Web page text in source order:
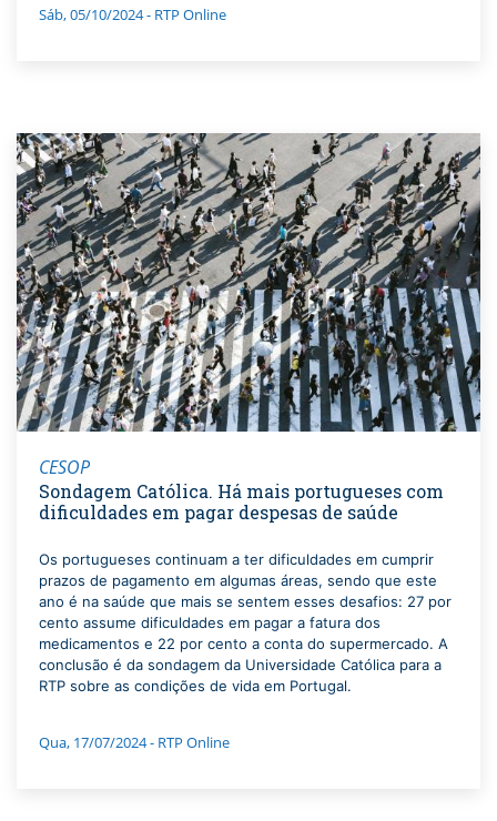
Sáb, 05/10/2024 - RTP Online
CESOP
Sondagem Católica. Há mais portugueses com
dificuldades em pagar despesas de saúde
Os portugueses continuam a ter dificuldades em cumprir
prazos de pagamento em algumas áreas, sendo que este
ano é na saúde que mais se sentem esses desafios: 27 por
cento assume dificuldades em pagar a fatura dos
medicamentos e 22 por cento a conta do supermercado. A
conclusão é da sondagem da Universidade Católica para a
RTP sobre as condições de vida em Portugal.
Qua, 17/07/2024 - RTP Online